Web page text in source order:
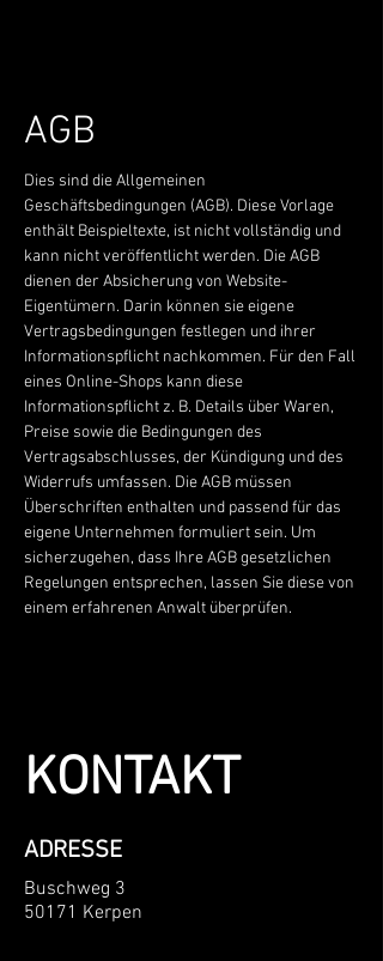
AGB
Dies sind die Allgemeinen
Geschäftsbedingungen (AGB). Diese Vorlage
enthält Beispieltexte, ist nicht vollständig und
kann nicht veröffentlicht werden. Die AGB
dienen der Absicherung von Website-
Eigentümern. Darin können sie eigene
Vertragsbedingungen festlegen und ihrer
Informationspflicht nachkommen. Für den Fall
eines Online-Shops kann diese
Informationspflicht z. B. Details über Waren,
Preise sowie die Bedingungen des
Vertragsabschlusses, der Kündigung und des
Widerrufs umfassen. Die AGB müssen
Überschriften enthalten und passend für das
eigene Unternehmen formuliert sein. Um
sicherzugehen, dass Ihre AGB gesetzlichen
Regelungen entsprechen, lassen Sie diese von
einem erfahrenen Anwalt überprüfen.
KONTAKT
ADRESSE
Buschweg 3
50171 Kerpen